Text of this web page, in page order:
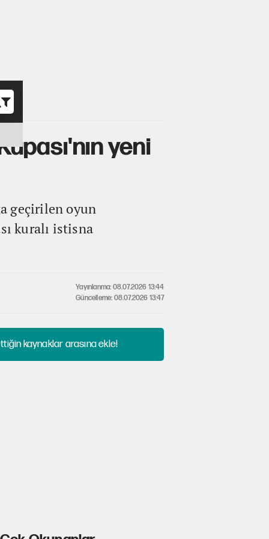
yeni
geçirilen oyun
kuralı istisna
Yayınlanma: 08.07.2026 13:44
Güncelleme: 08.07.2026 13:47
kaynaklar arasına ekle!